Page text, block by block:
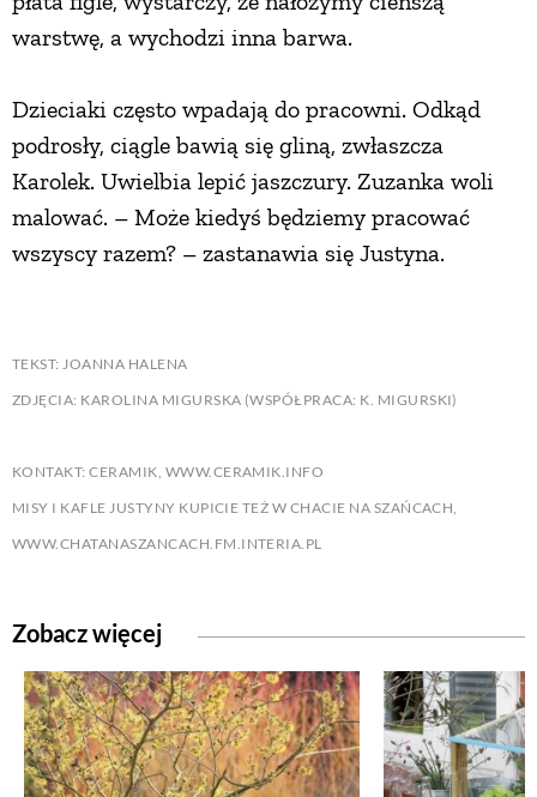
warstwę, a wychodzi inna barwa.
Dzieciaki często wpadają do pracowni. Odkąd
podrosły, ciągle bawią się gliną, zwłaszcza
Karolek. Uwielbia lepić jaszczury. Zuzanka woli
malować. – Może kiedyś będziemy pracować
wszyscy razem? – zastanawia się Justyna.
TEKST: JOANNA HALENA
ZDJĘCIA: KAROLINA MIGURSKA (WSPÓŁPRACA: K. MIGURSKI)
KONTAKT: CERAMIK, WWW.CERAMIK.INFO
MISY I KAFLE JUSTYNY KUPICIE TEŻ W CHACIE NA SZAŃCACH,
WWW.CHATANASZANCACH.FM.INTERIA.PL
Zobacz więcej